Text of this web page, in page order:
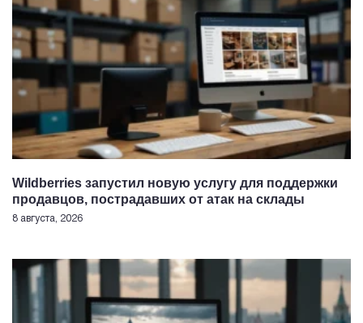
Wildberries запустил новую услугу для поддержки
продавцов, пострадавших от атак на склады
8 августа, 2026